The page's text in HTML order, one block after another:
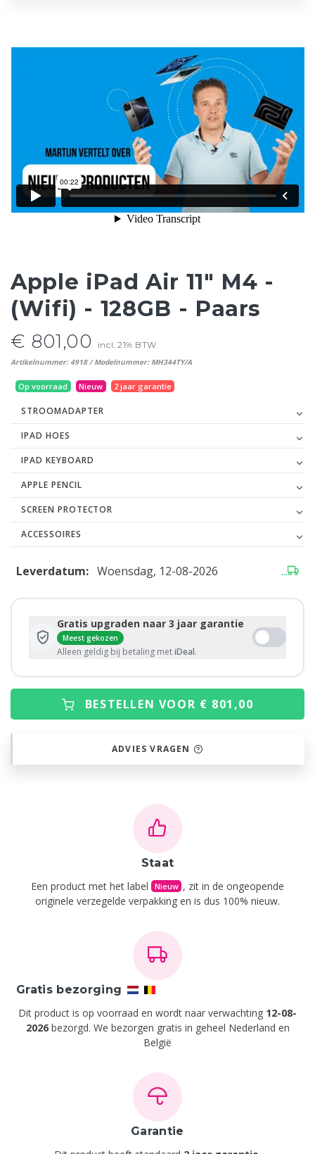
Apple iPad Air 11" M4 -
(Wifi) - 128GB - Paars
€ 801,00 incl. 21% BTW
Artikelnummer: 4918 / Modelnummer: MH344TY/A
Op voorraad Nieuw 2 jaar garantie
STROOMADAPTER
IPAD HOES
IPAD KEYBOARD
APPLE PENCIL
SCREEN PROTECTOR
ACCESSOIRES
Leverdatum: Woensdag, 12-08-2026 ...
Gratis upgraden naar 3 jaar garantie
Meest gekozen
Alleen geldig bij betaling metiDeal.
BESTELLEN VOOR € 801,00
ADVIES VRAGEN
Staat
Een product met het label Nieuw , zit in de ongeopende
originele verzegelde verpakking en is dus 100% nieuw.
Gratis bezorging
Dit product is op voorraad en wordt naar verwachting 12-08-
2026bezorgd. We bezorgen gratis in geheel Nederland en
België
Garantie